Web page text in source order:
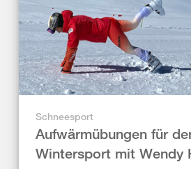
Schneesport
Aufwärmübungen für
Wintersport mit Wendy